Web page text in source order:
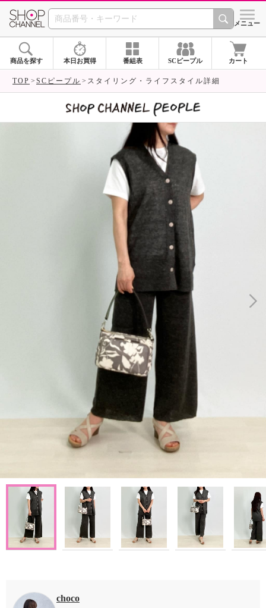
SHOP CHANNEL シメニュー
商品を探す 本日お買得 番組表 SCピープル カート
TOP SCピープル スタイリング・ライフスタイル詳細
choco